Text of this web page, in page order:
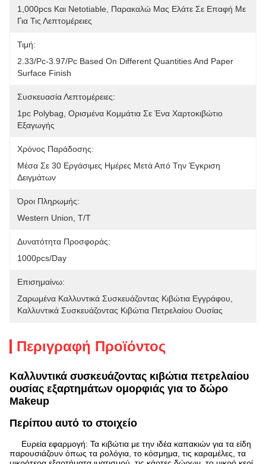
1,000pcs Και Netotiable, Παρακαλώ Μας Ελάτε Σε Επαφή Με
Για Τις Λεπτομέρειες
Τιμή:
2.33/pc-3.97/pc Based On Different Quantities And Paper
Surface Finish
Συσκευασία Λεπτομέρειες:
1pc Polybag, Ορισμένα Κομμάτια Σε Ένα Χαρτοκιβώτιο
Εξαγωγής
Χρόνος Παράδοσης:
Μέσα Σε 30 Εργάσιμες Ημέρες Μετά Από Την Έγκριση
Δειγμάτων
Όροι Πληρωμής:
Western Union, T/T
Δυνατότητα Προσφοράς:
1000pcs/day
Επισημαίνω:
Ζαρωμένα Καλλυντικά Συσκευάζοντας Κιβώτια Εγγράφου
Καλλυντικά Συσκευάζοντας Κιβώτια Πετρελαίου Ουσίας
Περιγραφή Προϊόντος
Καλλυντικά συσκευάζοντας κιβώτια πετρελαίου
ουσίας εξαρτημάτων ομορφιάς για το δώρο
Makeup
Περίπου αυτό το στοιχείο
Ευρεία εφαρμογή: Τα κιβώτια με την ιδέα καπακιών για τα είδη
παρουσιάζουν όπως τα ρολόγια, το κόσμημα, τις καραμέλες, τα